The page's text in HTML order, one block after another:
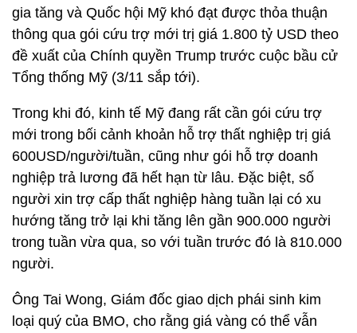
gia tăng và Quốc hội Mỹ khó đạt được thỏa thuận
thông qua gói cứu trợ mới trị giá 1.800 tỷ USD theo
đề xuất của Chính quyền Trump trước cuộc bầu cử
Tổng thống Mỹ (3/11 sắp tới).
Trong khi đó, kinh tế Mỹ đang rất cần gói cứu trợ
mới trong bối cảnh khoản hỗ trợ thất nghiệp trị giá
600USD/người/tuần, cũng như gói hỗ trợ doanh
nghiệp trả lương đã hết hạn từ lâu. Đặc biệt, số
người xin trợ cấp thất nghiệp hàng tuần lại có xu
hướng tăng trở lại khi tăng lên gần 900.000 người
trong tuần vừa qua, so với tuần trước đó là 810.000
người.
Ông Tai Wong, Giám đốc giao dịch phái sinh kim
loại quý của BMO, cho rằng giá vàng có thể vẫn